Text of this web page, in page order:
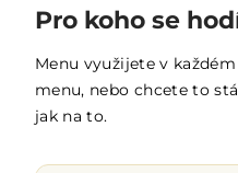
Pro koho se
Menu využijete v
menu, nebo chcete to
jak na to.